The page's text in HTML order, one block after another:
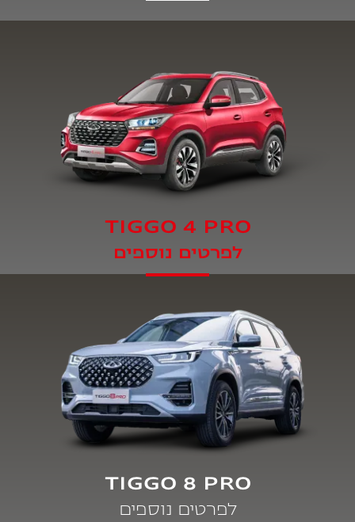
TIGGO 4 PRO
לפרטים נוספים
TIGGO 8 PRO
לפרטים נוספים